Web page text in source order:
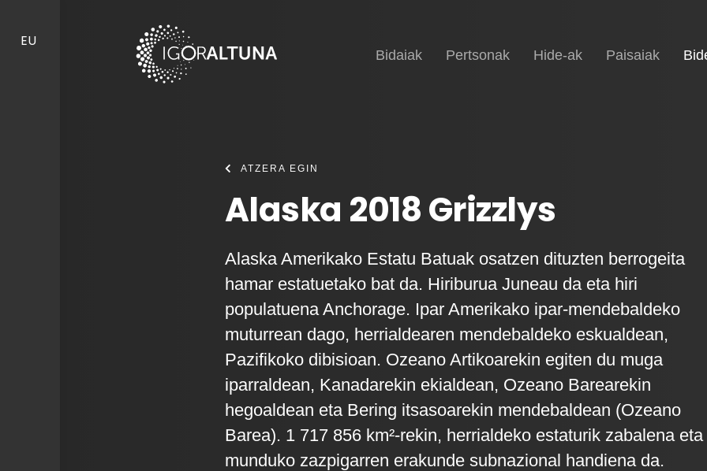
EU
Hasiera
Bidaiak Pertsonak Hide-ak Paisaiak
ATZERA EGIN
Alaska 2018 Grizzlys
Alaska Amerikako Estatu Batuak osatzen dituzten berrogeita
hamar estatuetako bat da. Hiriburua Juneau da eta hiri
populatuena Anchorage. Ipar Amerikako ipar-mendebaldeko
muturrean dago, herrialdearen mendebaldeko eskualdean,
Pazifikoko dibisioan. Ozeano Artikoarekin egiten du muga
iparraldean, Kanadarekin ekialdean, Ozeano Barearekin
hegoaldean eta Bering itsasoarekin mendebaldean (Ozeano
Barea). 1 717 856 km²-rekin, herrialdeko estaturik zabalena eta
munduko zazpigarren erakunde subnazional handiena da.